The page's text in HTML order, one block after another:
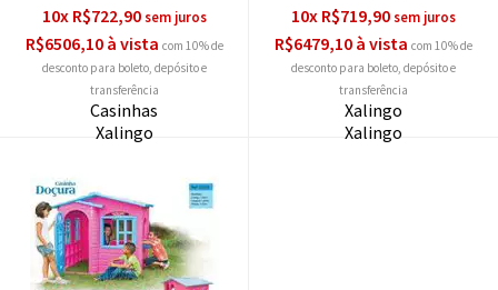
10x R$722,90
R$6506,10 à vista com 10% de
desconto
Casinhas
Xalingo
10x R$719,90
R$6479,10 à vista com 10% de
desconto
Xalingo
Xalingo